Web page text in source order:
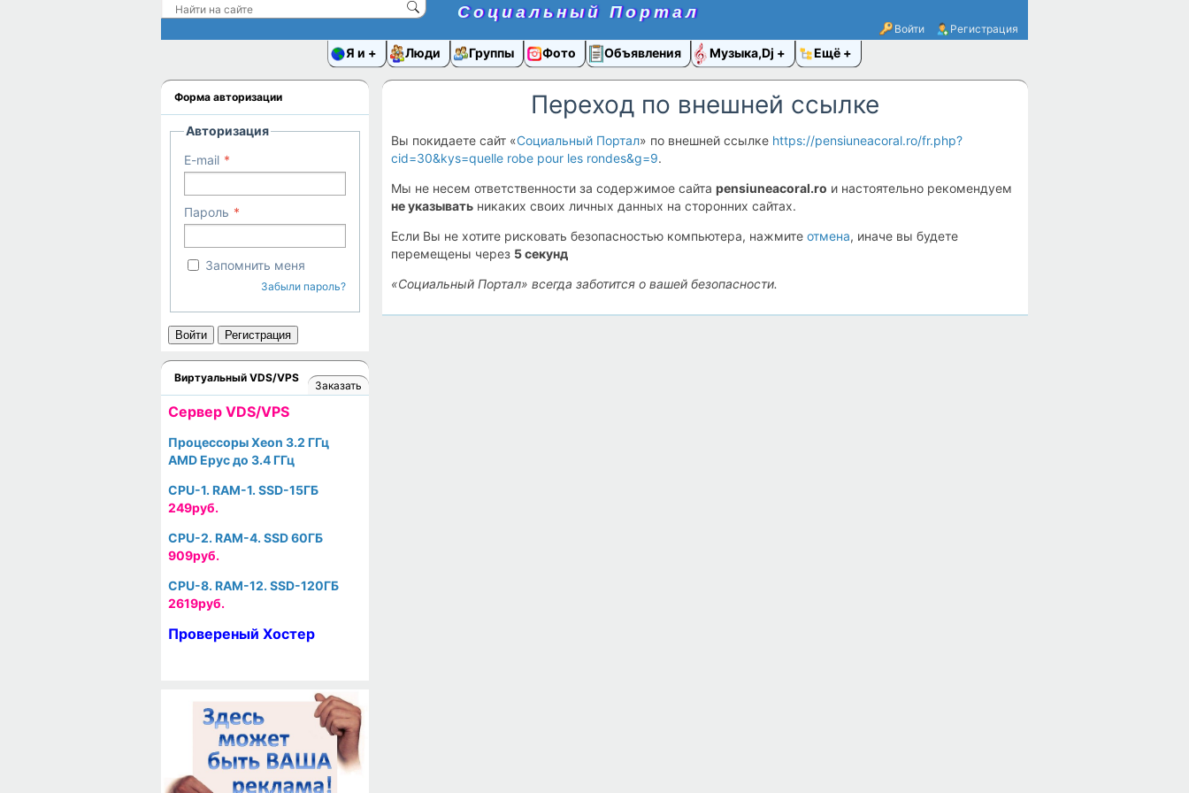
Социальный Портал
Войти Регистрация
Я и Люди Группы Фото Объявления Музыка,Dj Ещё
Переход по внешней ссылке
Вы покидаете сайт «Социальный Портал» по внешней ссылке https://pensiuneacoral.ro/fr.php?
cid=30&kys=quelle robe pour les rondes&g=9.
Мы не несем ответственности за содержимое сайта pensiuneacoral.ro и настоятельно рекомендуем
не указывать никаких своих личных данных на сторонних сайтах.
Если Вы не хотите рисковать безопасностью компьютера, нажмите отмена, иначе вы будете
перемещены через 5секунд
«Социальный Портал» всегда заботится о вашей безопасности.
Форма авторизации
Авторизация
E-mail
Пароль
Запомнить меня
Забыли пароль?
Войти Регистрация
Виртуальный VDS/VPS
Заказать
Cервер VDS/VPS
Процессоры Xeon 3.2 ГГц
AMD Epyc до 3.4 ГГц
CPU-1. RAM-1. SSD-15ГБ
249руб.
CPU-2. RAM-4. SSD 60ГБ
909руб.
CPU-8. RAM-12. SSD-120ГБ
2619руб.
Провереный Хостер